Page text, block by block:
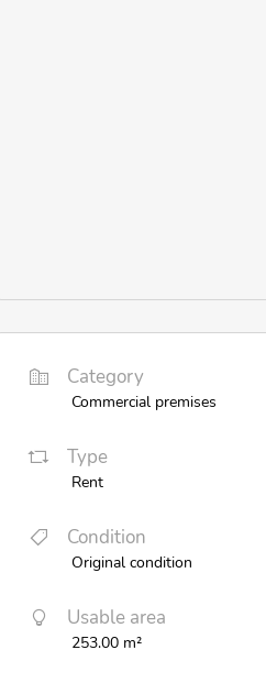
Category
Commercial premises
Type
Rent
Condition
Original condition
Usable area
253.00 m²